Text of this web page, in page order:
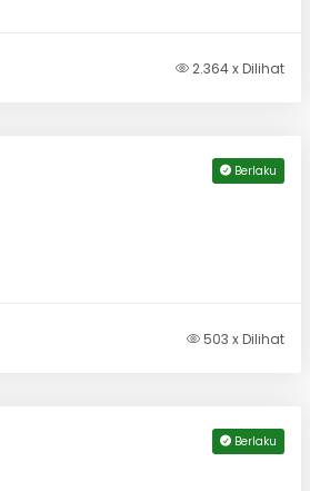
2.364 x Dilihat
Berlaku
503 x Dilihat
Berlaku